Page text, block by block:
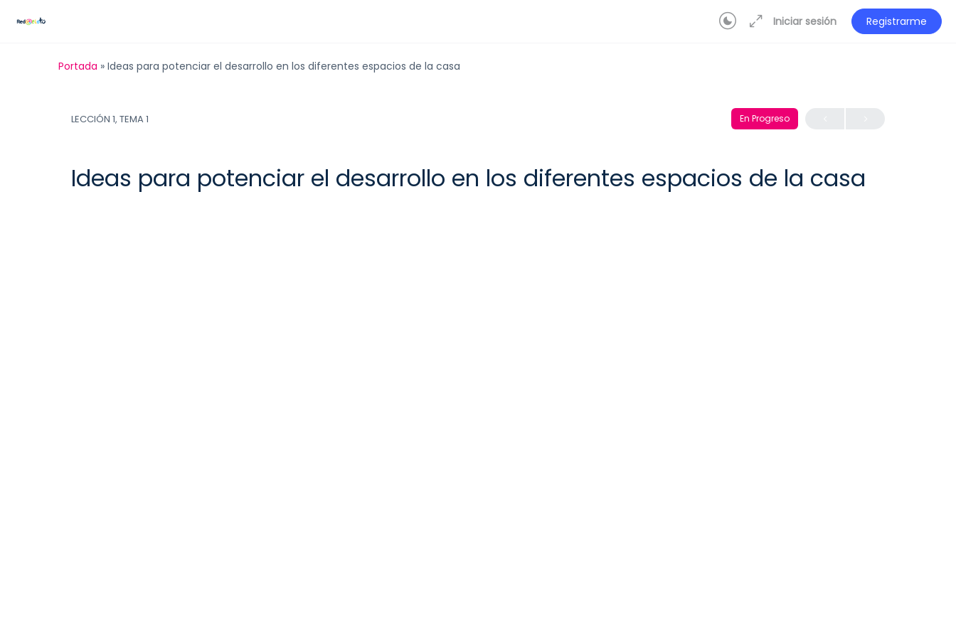
Iniciar sesión Registrarme
Portada » Ideas para potenciar el desarrollo en los diferentes espacios de la casa
LECCIÓN 1, TEMA 1 En Progreso
Ideas para potenciar el desarrollo en los diferentes espacios de la casa